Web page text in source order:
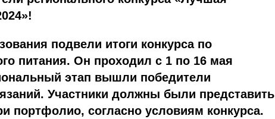
подвели итоги конкурса по
питания. Он проходил с 1 по 16 мая
этап вышли победители
Участники должны были представить
портфолио, согласно условиям конкурса.